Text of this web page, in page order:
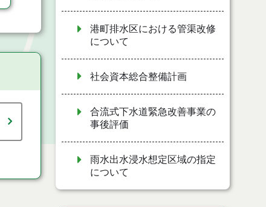
港町排水区における管渠改修
について
社会資本総合整備計画
合流式下水道緊急改善事業の
事後評価
雨水出水浸水想定区域の指定
について